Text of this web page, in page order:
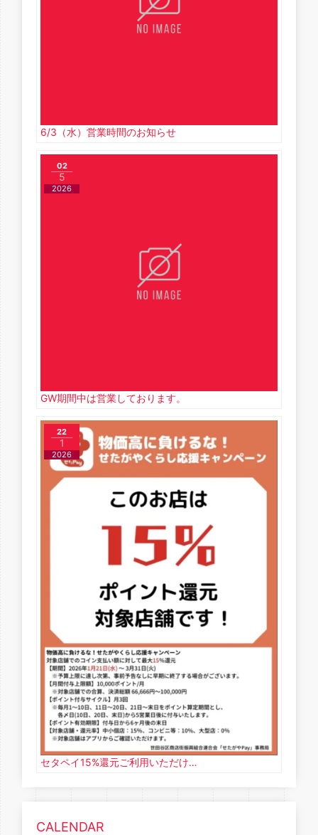
6/3（水）営業時間のお知らせ
GW期間中は営業しております。
02
5
2026
セタペイ15%還元ご利用いただけ…
22
1
2026
CALENDAR